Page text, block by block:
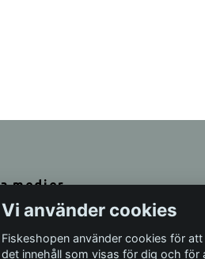
medier
Vi använder cookies
Fiskeshopen använder cookies för att
det innehåll som visas för dig och för